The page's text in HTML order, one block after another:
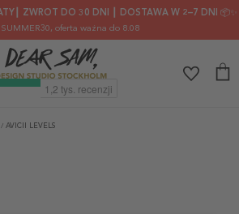
ZWROT DO 30 DNI ┃ DOSTAWA W 2–7 DNI 📦✨
, oferta ważna do 8.08
/ AVICII LEVELS